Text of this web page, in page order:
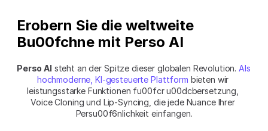
Erobern Sie die weltweite
Bu00fchne mit Perso AI
Perso AI steht an der Spitze dieser globalen Revolution. Als
hochmoderne, KI-gesteuerte Plattform bieten wir
leistungsstarke Funktionen fu00fcr u00dcbersetzung,
Voice Cloning und Lip-Syncing, die jede Nuance Ihrer
Persu00f6nlichkeit einfangen.